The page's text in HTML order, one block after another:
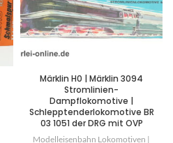
Märklin H0 | Märklin 3094
Stromlinien-
Dampflokomotive |
Schlepptenderlokomotive BR
03 1051 der DRG mit OVP
Modelleisenbahn Lokomotiven |